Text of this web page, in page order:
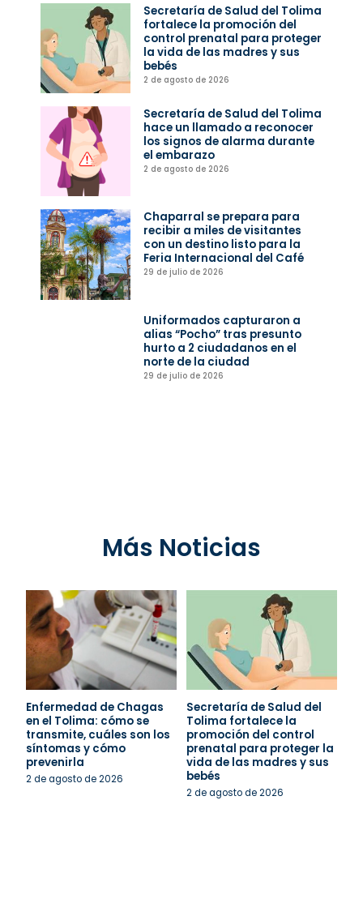
Secretaría de Salud del Tolima
fortalece la promoción del
control prenatal para proteger
la vida de las madres y sus
bebés
2 de agosto de 2026
Secretaría de Salud del Tolima
hace un llamado a reconocer
los signos de alarma durante
el embarazo
2 de agosto de 2026
Chaparral se prepara para
recibir a miles de visitantes
con un destino listo para la
Feria Internacional del Café
29 de julio de 2026
Uniformados capturaron a
alias “Pocho” tras presunto
hurto a 2 ciudadanos en el
norte de la ciudad
29 de julio de 2026
Más Noticias
Enfermedad de Chagas
en el Tolima: cómo se
transmite, cuáles son los
síntomas y cómo
prevenirla
2 de agosto de 2026
Secretaría de Salud del
Tolima fortalece la
promoción del control
prenatal para proteger la
vida de las madres y sus
bebés
2 de agosto de 2026